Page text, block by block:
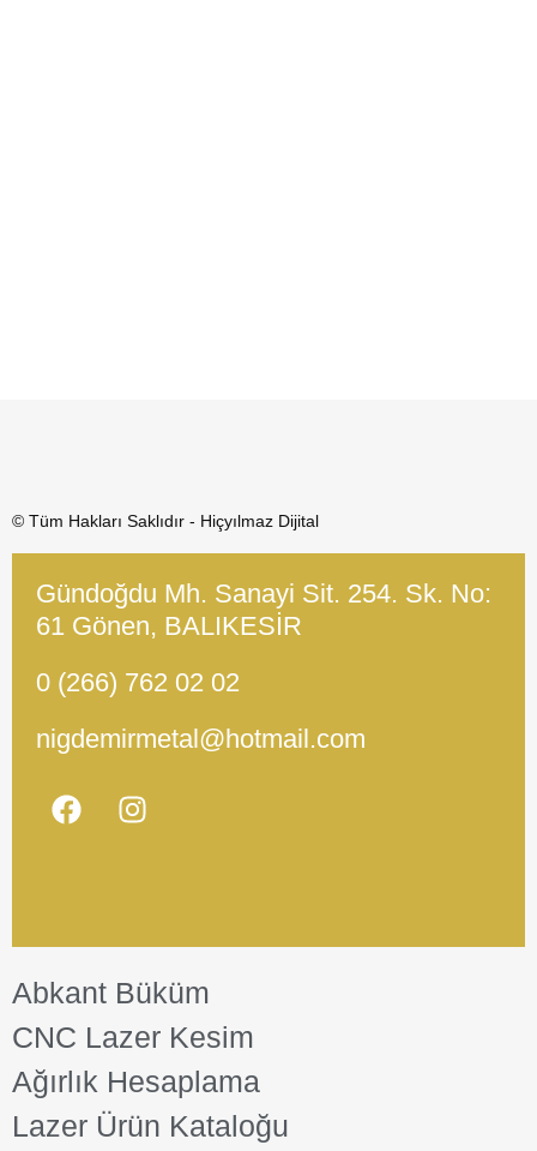
© Tüm Hakları Saklıdır - Hiçyılmaz Dijital
Gündoğdu Mh. Sanayi Sit. 254. Sk. No:
61 Gönen, BALIKESİR
0 (266) 762 02 02
nigdemirmetal@hotmail.com
Abkant Büküm
CNC Lazer Kesim
Ağırlık Hesaplama
Lazer Ürün Kataloğu